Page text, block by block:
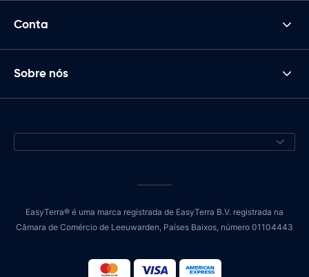
Conta
Sobre nós
EasyTerra® é uma marca registrada de EasyTerra B.V. registrada na
Câmara de Comércio de Leeuwarden, Países Baixos, número 01104443